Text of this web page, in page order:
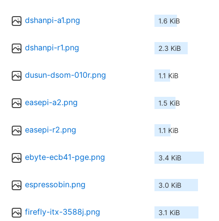
dshanpi-a1.png 1.6 KiB
dshanpi-r1.png 2.3 KiB
dusun-dsom-010r.png 1.1 KiB
easepi-a2.png 1.5 KiB
easepi-r2.png 1.1 KiB
ebyte-ecb41-pge.png 3.4 KiB
espressobin.png 3.0 KiB
firefly-itx-3588j.png 3.1 KiB